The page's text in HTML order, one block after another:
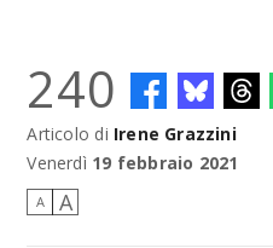
240
Articolo di Irene Grazzini
Venerdì 19 febbraio 2021
A A